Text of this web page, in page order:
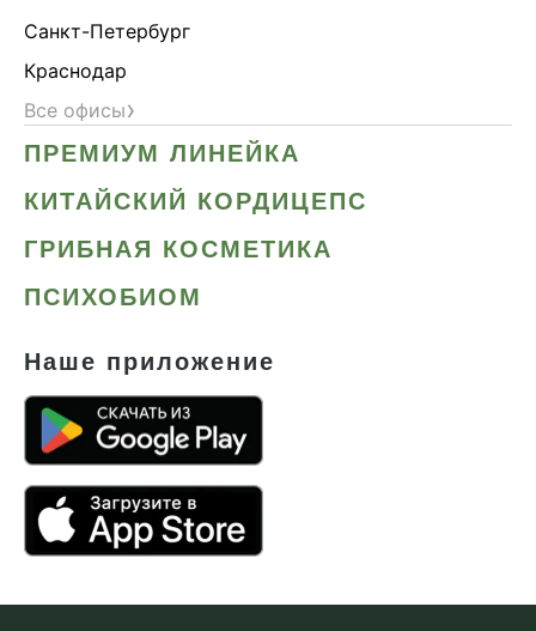
Санкт-Петербург
Краснодар
Все офисы›
ПРЕМИУМ ЛИНЕЙКА
КИТАЙСКИЙ КОРДИЦЕПС
ГРИБНАЯ КОСМЕТИКА
ПСИХОБИОМ
Наше приложение